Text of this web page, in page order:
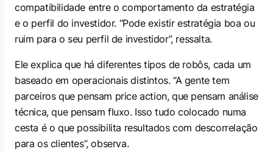
compatibilidade entre o comportamento da estratégia
e o perfil do investidor. “Pode existir estratégia boa ou
ruim para o seu perfil de investidor”, ressalta.
Ele explica que há diferentes tipos de robôs, cada um
baseado em operacionais distintos. “A gente tem
parceiros que pensam price action, que pensam análise
técnica, que pensam fluxo. Isso tudo colocado numa
cesta é o que possibilita resultados com descorrelação
para os clientes”, observa.